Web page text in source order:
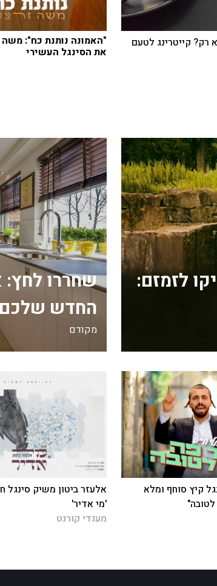
רק? קייטרינג לטעם
"האמונה נותנת כח":
את הסינגל העשירי
לזמזם:
שחררו
החדש
מקודם
קיץ סוחף ומלא
אלעזר ביטון משיק סינגל
'מי אדיר'
מענדי קורנט